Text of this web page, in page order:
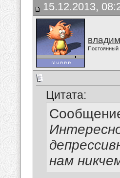
15.12.2013,
Постоянный
Цитата:
нам